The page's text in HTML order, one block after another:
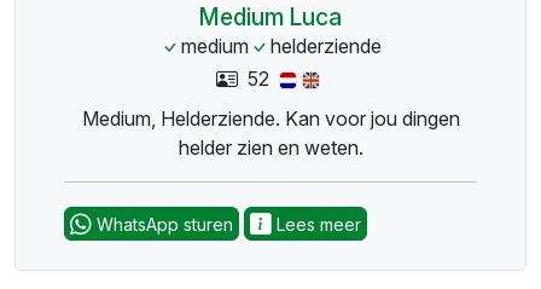
Medium Luca
medium
helderziende
52
Medium, Helderziende. Kan voor jou dingen
helder zien en weten.
WhatsApp sturen Lees meer